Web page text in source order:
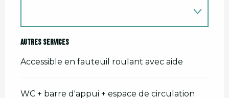
Autres services
Accessible en fauteuil roulant avec aide
WC + barre d'appui + espace de circulation